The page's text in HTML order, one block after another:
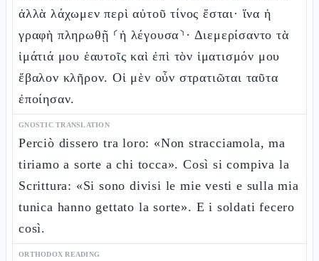
ἀλλὰ λάχωμεν περὶ αὐτοῦ τίνος ἔσται· ἵνα ἡ
γραφὴ πληρωθῇ ⸂ἡ λέγουσα⸃· Διεμερίσαντο τὰ
ἱμάτιά μου ἑαυτοῖς καὶ ἐπὶ τὸν ἱματισμόν μου
ἔβαλον κλῆρον. Οἱ μὲν οὖν στρατιῶται ταῦτα
ἐποίησαν.
GNOSTIC TRANSLATION
Perciò dissero tra loro: «Non stracciamola, ma
tiriamo a sorte a chi tocca». Così si compiva la
Scrittura: «Si sono divisi le mie vesti e sulla mia
tunica hanno gettato la sorte». E i soldati fecero
così.
ORTHODOX READING